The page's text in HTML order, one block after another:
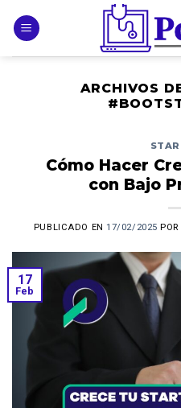
ARCHIVOS
Cómo Hacer
con Bajo
PUBLICADO EN17/02/2025 POR
17
Feb